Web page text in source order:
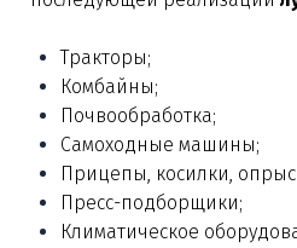
Тракторы;
Комбайны;
Почвообработка;
Самоходные машины;
Прицепы, косилки,
Пресс-подборщики;
Климатическое